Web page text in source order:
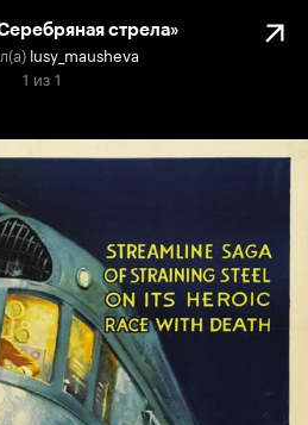
стрела»
lusy_mausheva
1 из 1